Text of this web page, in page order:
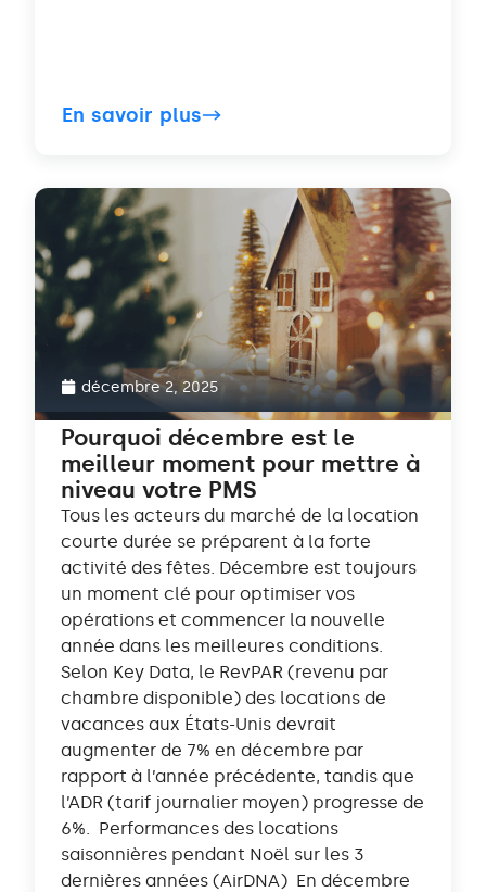
En savoir plus
décembre 2, 2025
Pourquoi décembre est le
meilleur moment pour mettre à
niveau votre PMS
Tous les acteurs du marché de la location
courte durée se préparent à la forte
activité des fêtes. Décembre est toujours
un moment clé pour optimiser vos
opérations et commencer la nouvelle
année dans les meilleures conditions.
Selon Key Data, le RevPAR (revenu par
chambre disponible) des locations de
vacances aux États-Unis devrait
augmenter de 7% en décembre par
rapport à l’année précédente, tandis que
l’ADR (tarif journalier moyen) progresse de
6%. Performances des locations
saisonnières pendant Noël sur les 3
dernières années (AirDNA) En décembre